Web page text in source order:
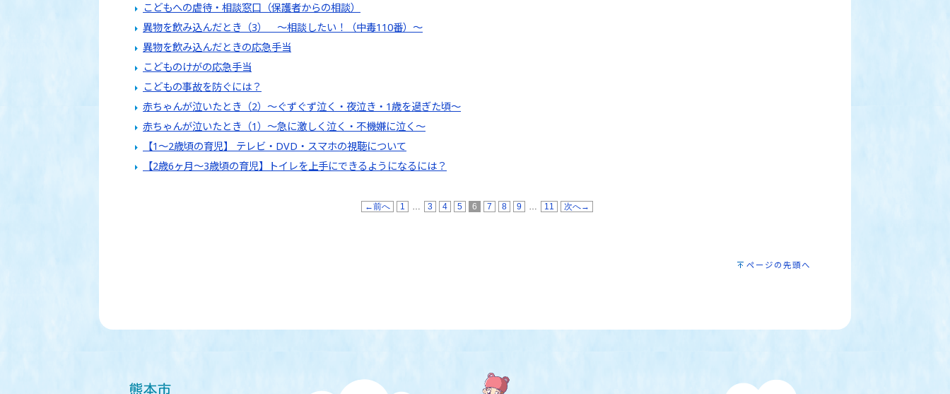
こどもへの虐待・相談窓口（保護者からの相談）
異物を飲み込んだとき（3） ～相談したい！（中毒110番）～
異物を飲み込んだときの応急手当
こどものけがの応急手当
こどもの事故を防ぐには？
赤ちゃんが泣いたとき（2）～ぐずぐず泣く・夜泣き・1歳を過ぎた頃～
赤ちゃんが泣いたとき（1）～急に激しく泣く・不機嫌に泣く～
【1～2歳頃の育児】 テレビ・DVD・スマホの視聴について
【2歳6ヶ月～3歳頃の育児】トイレを上手にできるようになるには？
←前へ 1 3 4 5 6 7 8 9 11 次へ→
ページの先頭へ